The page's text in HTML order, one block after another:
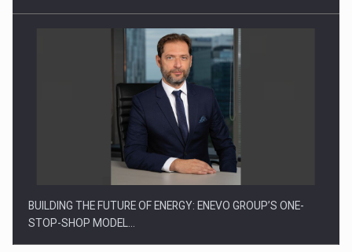
BUILDING THE FUTURE OF ENERGY: ENEVO GROUP’S ONE-
STOP-SHOP MODEL…